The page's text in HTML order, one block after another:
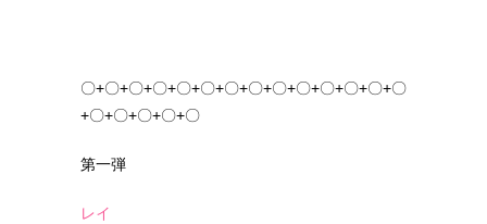
〇+〇+〇+〇+〇+〇+〇+〇+〇+〇+〇+〇+〇+〇
+〇+〇+〇+〇+〇
第一弾
レイ